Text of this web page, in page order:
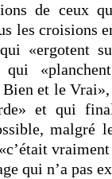
de ceux
les croisions
«ergotent
qui
et le
et qui
malgré
qui n’a pas